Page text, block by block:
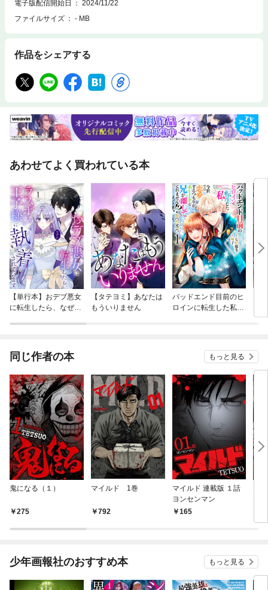
電子版配信開始日
2024/11/22
ファイルサイズ
- MB
作品をシェアする
あわせてよく買われている本
【単行本】おデブ悪女
に転生したら、なぜか
【タテヨミ】あなたは
もういりません
バッドエンド目前のヒ
ロインに転生した私、
同じ作者の本 もっと見る
鬼になる（１）
275
マイルド 1巻
792
マイルド 連載版 １話
ヨンセンマン
165
少年画報社のおすすめ本 もっと見る